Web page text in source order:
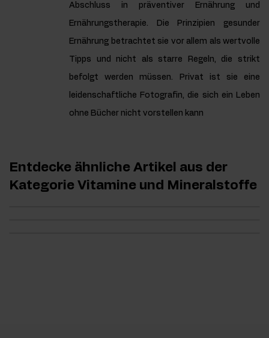
Abschluss in präventiver Ernährung und
Ernährungstherapie. Die Prinzipien gesunder
Ernährung betrachtet sie vor allem als wertvolle
Tipps und nicht als starre Regeln, die strikt
befolgt werden müssen. Privat ist sie eine
leidenschaftliche Fotografin, die sich ein Leben
ohne Bücher nicht vorstellen kann
Entdecke ähnliche Artikel aus der
Kategorie Vitamine und Mineralstoffe